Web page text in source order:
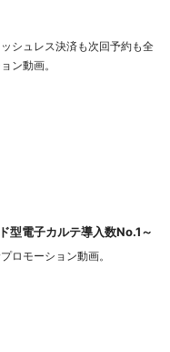
シュレス決済も次回予約も全
ン動画。
電子カルテ導入数No.1～
ロモーション動画。